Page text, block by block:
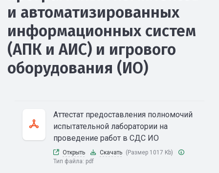
и автоматизированных
информационных систем
(АПК и АИС) и игрового
оборудования (ИО)
Аттестат предоставления полномочий
испытательной лаборатории на
проведение работ в СДС ИО
Открыть Скачать (Размер 1017 Kb)
Тип файла: pdf